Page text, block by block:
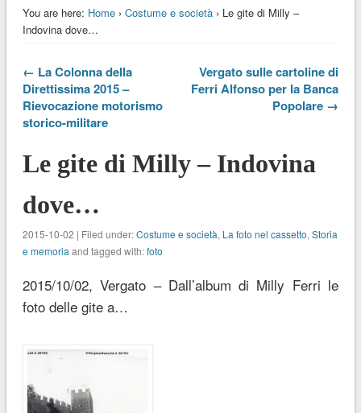
You are here: Home› Costume e società› Le gite di Milly –
Indovina dove…
← La Colonna della
Direttissima 2015 –
Rievocazione motorismo
storico-militare
Vergato sulle cartoline di
Ferri Alfonso per la Banca
Popolare →
Le gite di Milly – Indovina
dove…
2015-10-02 | Filed under:Costume e società, La foto nel cassetto, Storia
e memoria and tagged with:foto
2015/10/02, Vergato – Dall’album di Milly Ferri le
foto delle gite a…